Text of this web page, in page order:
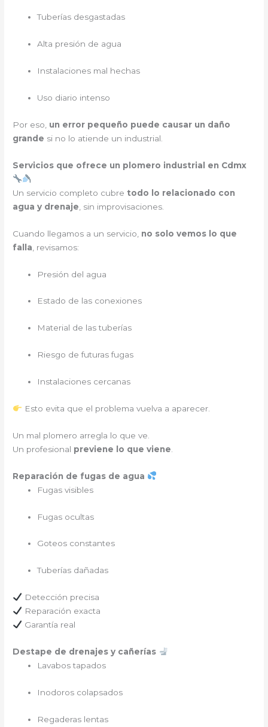
Tuberías desgastadas
Alta presión de agua
Instalaciones mal hechas
Uso diario intenso
Por eso, un error pequeño puede causar un daño
grande si no lo atiende un industrial.
Servicios que ofrece un plomero industrial en Cdmx
Un servicio completo cubre todo lo relacionado con
agua y drenaje , sin improvisaciones.
Cuando llegamos a un servicio, no solo vemos lo que
falla , revisamos:
Presión del agua
Estado de las conexiones
Material de las tuberías
Riesgo de futuras fugas
Instalaciones cercanas
Esto evita que el problema vuelva a aparecer.
Un mal plomero arregla lo que ve.
Un profesional previene lo que viene
Reparación de fugas de agua
Fugas visibles
Fugas ocultas
Goteos constantes
Tuberías dañadas
Detección precisa
Reparación exacta
Garantía real
Destape de drenajes y cañerías
Lavabos tapados
Inodoros colapsados
Regaderas lentas